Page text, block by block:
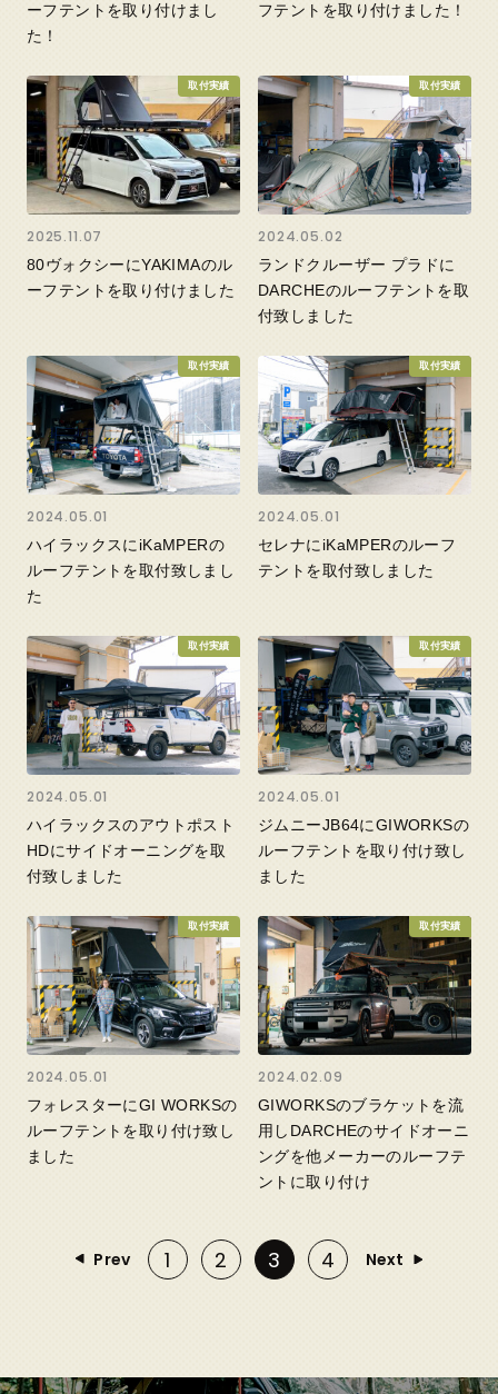
ーフテントを取り付けまし
た！
フテントを取り付けました！
取付実績
2025.11.07
80ヴォクシーにYAKIMAのル
ーフテントを取り付けました
取付実績
2024.05.02
ランドクルーザー プラドに
DARCHEのルーフテントを取
付致しました
取付実績
2024.05.01
ハイラックスにiKaMPERの
ルーフテントを取付致しまし
た
取付実績
2024.05.01
セレナにiKaMPERのルーフ
テントを取付致しました
取付実績
2024.05.01
ハイラックスのアウトポスト
HDにサイドオーニングを取
付致しました
取付実績
2024.05.01
ジムニーJB64にGIWORKSの
ルーフテントを取り付け致し
ました
取付実績
2024.05.01
フォレスターにGI WORKSの
ルーフテントを取り付け致し
ました
取付実績
2024.02.09
GIWORKSのブラケットを流
用しDARCHEのサイドオーニ
ングを他メーカーのルーフテ
ントに取り付け
Prev 1 2 3 4 Next